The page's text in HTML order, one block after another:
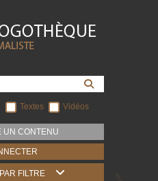
Textes Vidéos
UN CONTENU
FILTRE